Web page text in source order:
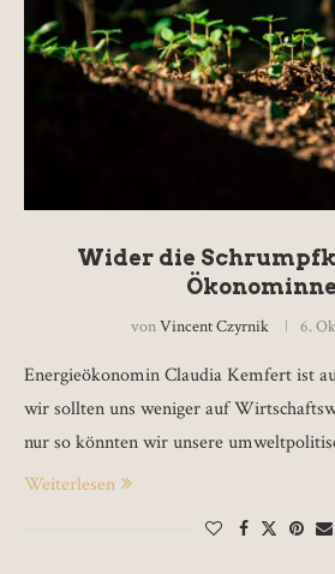
Wider die
vonVincent Czyrnik 6.
Energieökonomin Claudia Kemfert ist
wir sollten uns weniger auf
nur so könnten wir unsere
Weiterlesen